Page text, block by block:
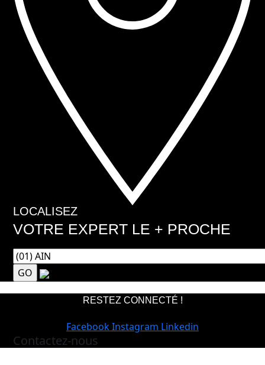
LOCALISEZ
VOTRE EXPERT LE + PROCHE
RESTEZ CONNECTÉ !
FacebookInstagram Linkedin
Contactez-nous